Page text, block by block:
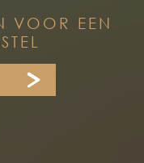
VOOR EEN